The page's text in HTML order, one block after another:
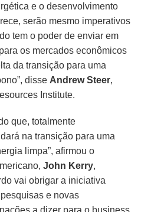
e o desenvolvimento
serão mesmo imperativos
tem o poder de enviar em
os mercados econômicos
da transição para uma
disse Andrew Steer,
Institute.
que, totalmente
na transição para uma
limpa”, afirmou o
John Kerry,
vai obrigar a iniciativa
e novas
a dizer para o business